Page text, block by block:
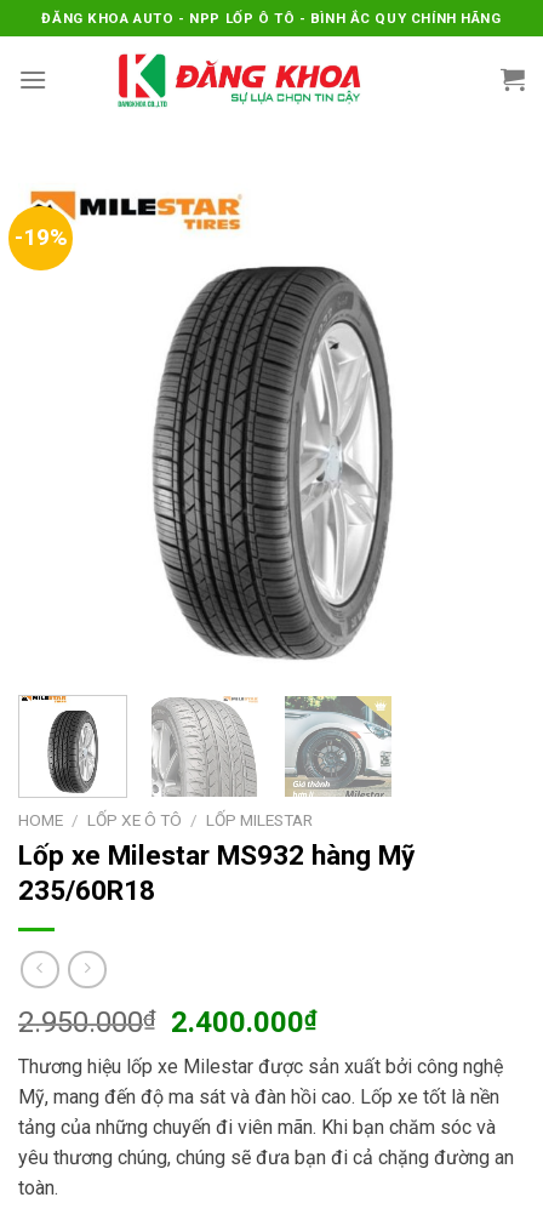
to
content
ĐĂNG KHOA AUTO - NPP LỐP Ô TÔ - BÌNH ẮC QUY CHÍNH HÃNG
-19%
HOME / LỐP XE Ô TÔ / LỐP MILESTAR
Lốp xe Milestar MS932 hàng Mỹ
235/60R18
2.950.000₫
Original
price
was:
2.950.000₫.
2.400.000₫Current
price
is:
2.400.000₫.
Thương hiệu lốp xe Milestar được sản xuất bởi công nghệ
Mỹ, mang đến độ ma sát và đàn hồi cao. Lốp xe tốt là nền
tảng của những chuyến đi viên mãn. Khi bạn chăm sóc và
yêu thương chúng, chúng sẽ đưa bạn đi cả chặng đường an
toàn.